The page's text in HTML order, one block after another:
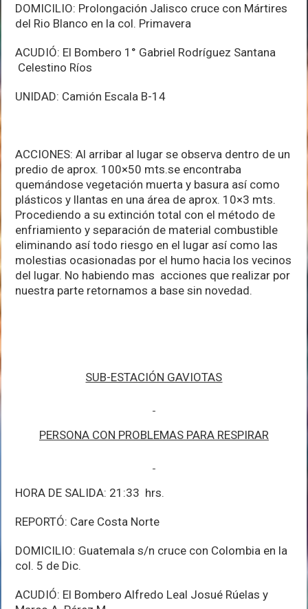
DOMICILIO: Prolongación Jalisco cruce con Mártires
del Rio Blanco en la col. Primavera
ACUDIÓ: El Bombero 1° Gabriel Rodríguez Santana
Celestino Ríos
UNIDAD: Camión Escala B-14
ACCIONES: Al arribar al lugar se observa dentro de un
predio de aprox. 100×50 mts.se encontraba
quemándose vegetación muerta y basura así como
plásticos y llantas en una área de aprox. 10×3 mts.
Procediendo a su extinción total con el método de
enfriamiento y separación de material combustible
eliminando así todo riesgo en el lugar así como las
molestias ocasionadas por el humo hacia los vecinos
del lugar. No habiendo mas acciones que realizar por
nuestra parte retornamos a base sin novedad.
SUB-ESTACIÓN GAVIOTAS
PERSONA CON PROBLEMAS PARA RESPIRAR
HORA DE SALIDA: 21:33 hrs.
REPORTÓ: Care Costa Norte
DOMICILIO: Guatemala s/n cruce con Colombia en la
col. 5 de Dic.
ACUDIÓ: El Bombero Alfredo Leal Josué Rúelas y